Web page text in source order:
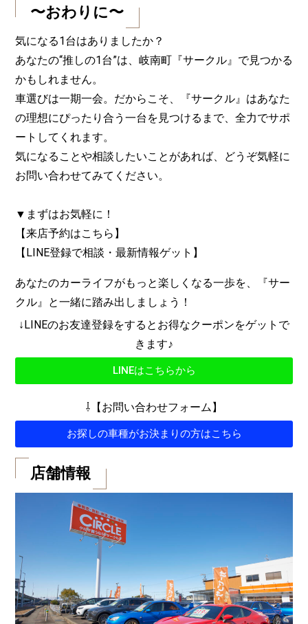
〜おわりに〜
気になる1台はありましたか？
あなたの“推しの1台”は、岐南町『サークル』で見つかる
かもしれません。
車選びは一期一会。だからこそ、『サークル』はあなた
の理想にぴったり合う一台を見つけるまで、全力でサポ
ートしてくれます。
気になることや相談したいことがあれば、どうぞ気軽に
お問い合わせてみてください。
▼まずはお気軽に！
【来店予約はこちら】
【LINE登録で相談・最新情報ゲット】
あなたのカーライフがもっと楽しくなる一歩を、『サー
クル』と一緒に踏み出しましょう！
↓LINEのお友達登録をするとお得なクーポンをゲットで
きます♪
LINEはこちらから
⇩【お問い合わせフォーム】
お探しの車種がお決まりの方はこちら
店舗情報